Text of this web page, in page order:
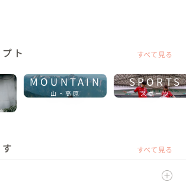
ト すべて見る
MOUNTAIN
山・高原
SPORTS
スポーツ
すべて見る